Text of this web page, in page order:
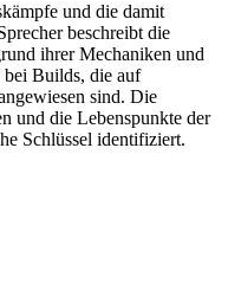
und die damit
beschreibt die
ihrer Mechaniken und
bei Builds, die auf
sind. Die
und die Lebenspunkte der
Schlüssel identifiziert.